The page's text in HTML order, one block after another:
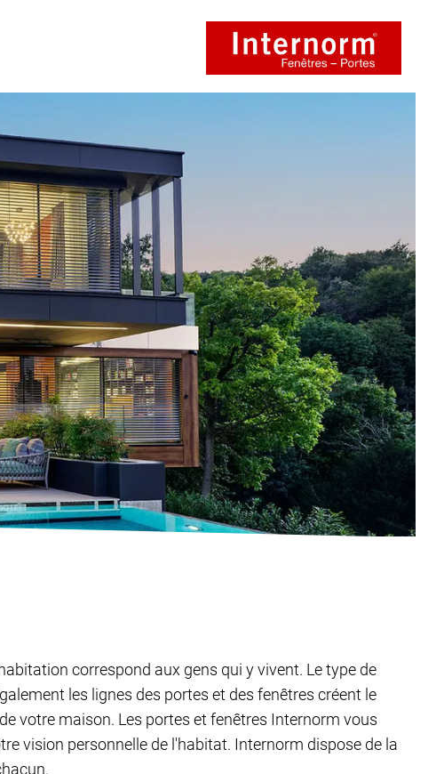
correspond aux gens qui y vivent. Le type de
les lignes des portes et des fenêtres créent le
votre maison. Les portes et fenêtres Internorm vous
vision personnelle de l'habitat. Internorm dispose de la